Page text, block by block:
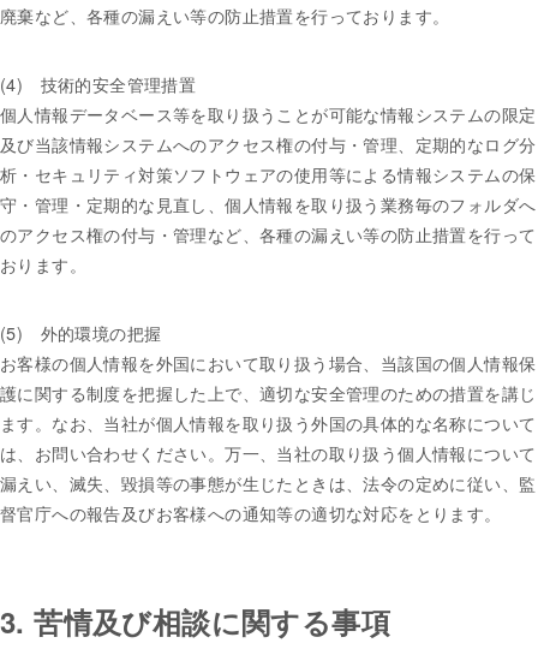
廃棄など、各種の漏えい等の防止措置を行っております。
(4) 技術的安全管理措置
個人情報データベース等を取り扱うことが可能な情報システムの限定
及び当該情報システムへのアクセス権の付与・管理、定期的なログ分
析・セキュリティ対策ソフトウェアの使用等による情報システムの保
守・管理・定期的な見直し、個人情報を取り扱う業務毎のフォルダへ
のアクセス権の付与・管理など、各種の漏えい等の防止措置を行って
おります。
(5) 外的環境の把握
お客様の個人情報を外国において取り扱う場合、当該国の個人情報保
護に関する制度を把握した上で、適切な安全管理のための措置を講じ
ます。なお、当社が個人情報を取り扱う外国の具体的な名称について
は、お問い合わせください。万一、当社の取り扱う個人情報について
漏えい、滅失、毀損等の事態が生じたときは、法令の定めに従い、監
督官庁への報告及びお客様への通知等の適切な対応をとります。
3. 苦情及び相談に関する事項